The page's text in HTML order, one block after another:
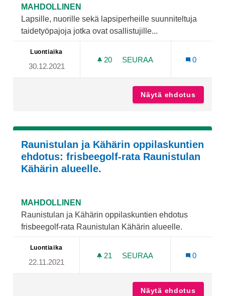
MAHDOLLINEN
Lapsille, nuorille sekä lapsiperheille suunniteltuja
taidetyöpajoja jotka ovat osallistujille...
Luontiaika
30.12.2021
20 20 SEURAAJAA
SEURAA
0
Näytä ehdotus
Raunistulan ja Kähärin oppilaskuntien
ehdotus: frisbeegolf-rata Raunistulan
Kähärin alueelle.
MAHDOLLINEN
Raunistulan ja Kähärin oppilaskuntien ehdotus
frisbeegolf-rata Raunistulan Kähärin alueelle.
Luontiaika
22.11.2021
21 21 SEURAAJAA
SEURAA
0
Näytä ehdotus